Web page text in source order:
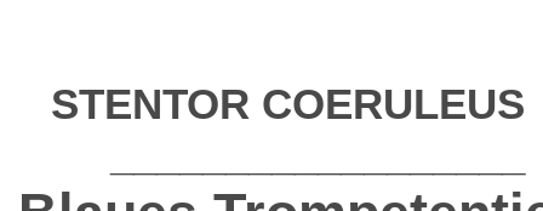
STENTOR COERULEUS